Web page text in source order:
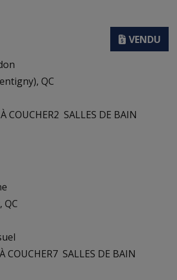
QC
COUCHER2 SALLES DE BAIN
COUCHER7 SALLES DE BAIN